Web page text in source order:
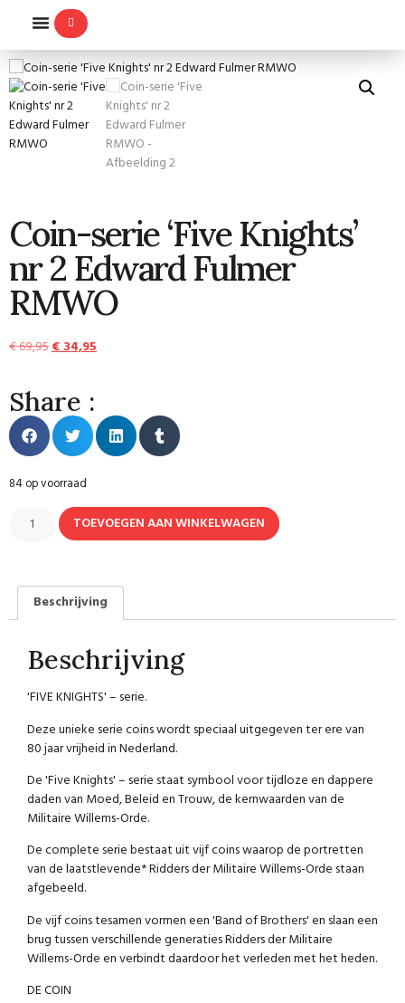
Coin-serie ‘Five Knights’
nr 2 Edward Fulmer
RMWO
€69,95€34,95
Share :
84 op voorraad
TOEVOEGEN AAN WINKELWAGEN
Beschrijving
Beschrijving
'FIVE KNIGHTS' – serie.
Deze unieke serie coins wordt speciaal uitgegeven ter ere van
80 jaar vrijheid in Nederland.
De 'Five Knights' – serie staat symbool voor tijdloze en dappere
daden van Moed, Beleid en Trouw, de kernwaarden van de
Militaire Willems-Orde.
De complete serie bestaat uit vijf coins waarop de portretten
van de laatstlevende* Ridders der Militaire Willems-Orde staan
afgebeeld.
De vijf coins tesamen vormen een 'Band of Brothers' en slaan een
brug tussen verschillende generaties Ridders der Militaire
Willems-Orde en verbindt daardoor het verleden met het heden.
DE COIN